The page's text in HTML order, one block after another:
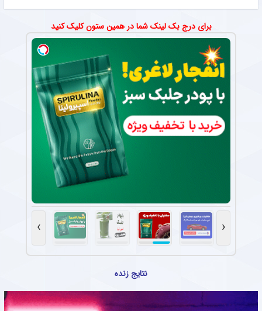
برای درج بک لینک شما در همین ستون کلیک کنید
‹
›
نتایج زنده